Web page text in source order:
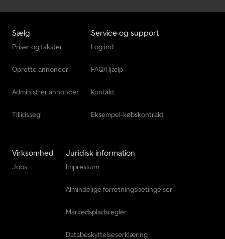
Sælg
Priser og takster
Oprette annoncer
Administrer annoncer
Tillidssegl
Service og support
Log ind
FAQ/Hjælp
Kontakt
Eksempel-købskontrakt
Virksomhed
Jobs
Juridisk information
Impressum
Almindelige forretningsbetingelser
Markedspladsregler
Databeskyttelseserklæring